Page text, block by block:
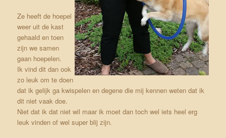
Ze heeft de hoepel
weer uit de kast
gehaald en toen
zijn we samen
gaan hoepelen.
Ik vind dit dan ook
zo leuk om te doen
dat ik gelijk ga kwispelen en degene die mij kennen weten dat ik
dit niet vaak doe.
Niet dat ik dat niet wil maar ik moet dan toch wel iets heel erg
leuk vinden of wel super blij zijn.